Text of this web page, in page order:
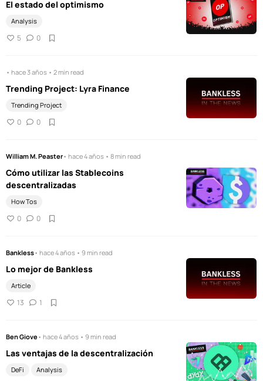
El estado del optimismo
Analysis
5 0
• hace 3 años • 2 min read
Trending Project: Lyra Finance
Trending Project
0 0
William M. Peaster• hace 4 años • 8 min read
Cómo utilizar las Stablecoins
descentralizadas
How Tos
0 0
Bankless• hace 4 años • 9 min read
Lo mejor de Bankless
Article
13 1
Ben Giove• hace 4 años • 9 min read
Las ventajas de la descentralización
DeFi Analysis